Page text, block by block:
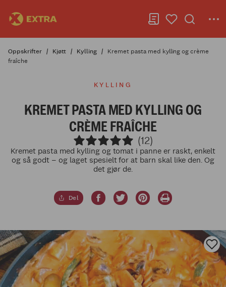
Oppskrifter Kjøtt Kylling
Kremet pasta med kylling og crème
fraîche
KYLLING
KREMET PASTA MED KYLLING OG
CRÈME FRAÎCHE
(12)
Kremet pasta med kylling og tomat i panne er raskt, enkelt
og så godt – og laget spesielt for at barn skal like den. Og
det gjør de.
Del